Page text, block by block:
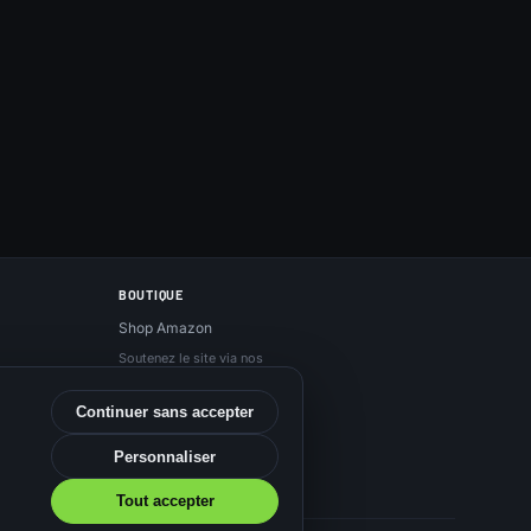
BOUTIQUE
Shop Amazon
Soutenez le site via nos
surcoût.
Continuer sans accepter
Personnaliser
Tout accepter